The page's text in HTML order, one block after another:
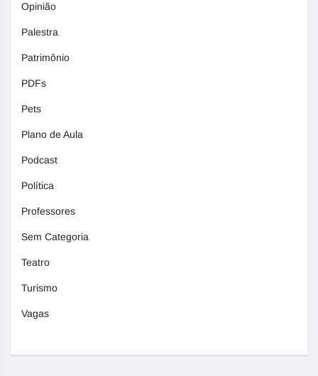
Opinião
Palestra
Patrimônio
PDFs
Pets
Plano de Aula
Podcast
Política
Professores
Sem Categoria
Teatro
Turismo
Vagas